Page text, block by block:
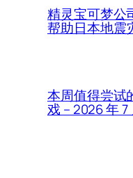
精灵宝可梦公
帮助日本地震
本周值得尝试
戏 – 2026 年 7